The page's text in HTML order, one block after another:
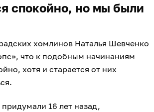
спокойно, но мы были
хомлинов Наталья Шевченко
что к подобным начинаниям
хотя и старается от них
16 лет назад,